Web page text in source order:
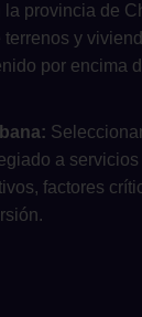
la provincia de
terrenos y
por encima
a
factores